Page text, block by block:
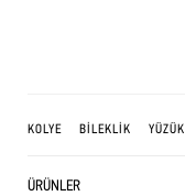
KOLYE BİLEKLİK YÜZÜK
ÜRÜNLER